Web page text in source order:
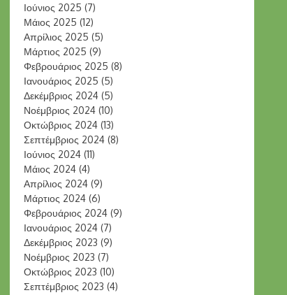
Ιούνιος 2025 (7)
Μάιος 2025 (12)
Απρίλιος 2025 (5)
Μάρτιος 2025 (9)
Φεβρουάριος 2025 (8)
Ιανουάριος 2025 (5)
Δεκέμβριος 2024 (5)
Νοέμβριος 2024 (10)
Οκτώβριος 2024 (13)
Σεπτέμβριος 2024 (8)
Ιούνιος 2024 (11)
Μάιος 2024 (4)
Απρίλιος 2024 (9)
Μάρτιος 2024 (6)
Φεβρουάριος 2024 (9)
Ιανουάριος 2024 (7)
Δεκέμβριος 2023 (9)
Νοέμβριος 2023 (7)
Οκτώβριος 2023 (10)
Σεπτέμβριος 2023 (4)